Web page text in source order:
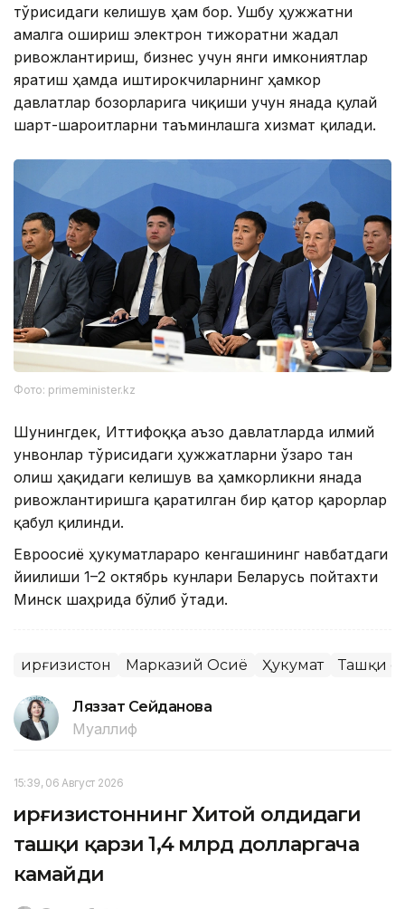
тўғрисидаги келишув ҳам бор. Ушбу ҳужжатни
амалга ошириш электрон тижоратни жадал
ривожлантириш, бизнес учун янги имкониятлар
яратиш ҳамда иштирокчиларнинг ҳамкор
давлатлар бозорларига чиқиши учун янада қулай
шарт-шароитларни таъминлашга хизмат қилади.
Фото: primeminister.kz
Шунингдек, Иттифоққа аъзо давлатларда илмий
унвонлар тўғрисидаги ҳужжатларни ўзаро тан
олиш ҳақидаги келишув ва ҳамкорликни янада
ривожлантиришга қаратилган бир қатор қарорлар
қабул қилинди.
Евроосиё ҳукуматлараро кенгашининг навбатдаги
йиғилиши 1–2 октябрь кунлари Беларусь пойтахти
Минск шаҳрида бўлиб ўтади.
Қирғизистон Марказий Осиё Ҳукумат Ташқи
Ляззат Сейданова
Муаллиф
15:39, 06 Август 2026
Қирғизистоннинг Хитой олдидаги
ташқи қарзи 1,4 млрд долларгача
камайди